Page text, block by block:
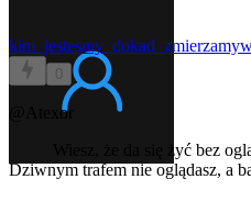
kim_jestesmy_dokad_zmierzamy
0
@Atexor
Wiesz, że da się żyć bez
Dziwnym trafem nie oglądasz, a